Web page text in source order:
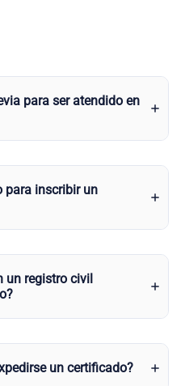
para ser atendido en
para inscribir un
un registro civil
un certificado?